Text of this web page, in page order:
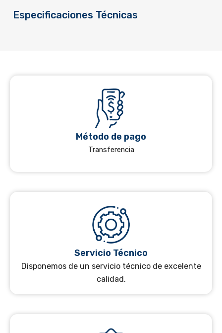
Especificaciones Técnicas
Método de pago
Transferencia
Servicio Técnico
Disponemos de un servicio técnico de excelente
calidad.